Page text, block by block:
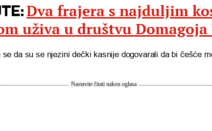
Dva frajera s najduljim
uživa u društvu Domagoja
se da su se njezini dečki kasnije dogovarali da bi češće
Nastavite čitati nakon oglasa